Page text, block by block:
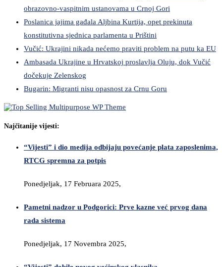
obrazovno-vaspitnim ustanovama u Crnoj Gori
Poslanica jajima gađala Aljbina Kurtija, opet prekinuta
konstitutivna sjednica parlamenta u Prištini
Vučić: Ukrajini nikada nećemo praviti problem na putu ka EU
Ambasada Ukrajine u Hrvatskoj proslavlja Oluju, dok Vučić
dočekuje Zelenskog
Bugarin: Migranti nisu opasnost za Crnu Goru
Najčitanije vijesti:
“Vijesti” i dio medija odbijaju povećanje plata zaposlenima,
RTCG spremna za potpis
Ponedjeljak, 17 Februara 2025,
Pametni nadzor u Podgorici: Prve kazne već prvog dana
rada sistema
Ponedjeljak, 17 Novembra 2025,